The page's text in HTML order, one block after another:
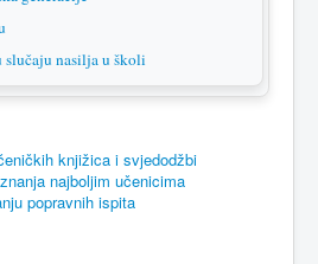
slučaju nasilja u školi
knjižica i svjedodžbi
najboljim učenicima
popravnih ispita